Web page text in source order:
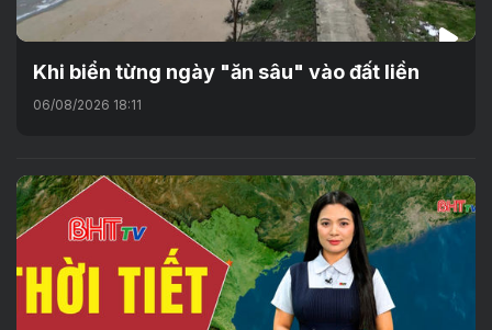
Khi biển từng ngày "ăn sâu" vào đất liền
06/08/2026 18:11